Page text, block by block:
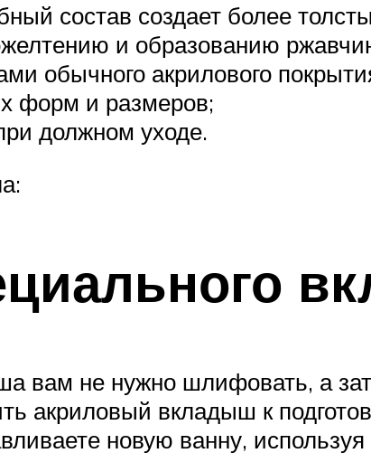
состав создает более
и образованию
обычного акрилового
форм и размеров;
должном уходе.
вам не нужно шлифовать, а
акриловый вкладыш к
новую ванну, используя